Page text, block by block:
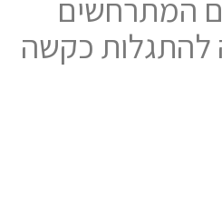
המתרחשים
להתגלות כקשה